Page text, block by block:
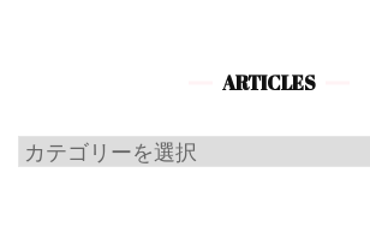
ARTICLES
Articles